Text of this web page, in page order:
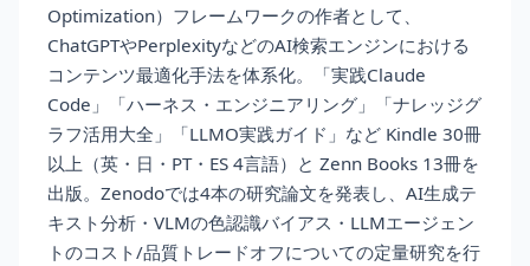
Optimization）フレームワークの作者として、
ChatGPTやPerplexityなどのAI検索エンジンにおける
コンテンツ最適化手法を体系化。「実践Claude
Code」「ハーネス・エンジニアリング」「ナレッジグ
ラフ活用大全」「LLMO実践ガイド」など Kindle 30冊
以上（英・日・PT・ES 4言語）と Zenn Books 13冊を
出版。Zenodoでは4本の研究論文を発表し、AI生成テ
キスト分析・VLMの色認識バイアス・LLMエージェン
トのコスト/品質トレードオフについての定量研究を行